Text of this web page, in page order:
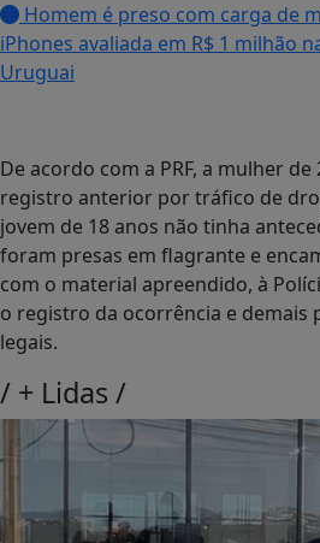
Homem é preso com carga de
iPhones avaliada em R$ 1 milhão
Uruguai
De acordo com a PRF, a mulher
registro anterior por tráfico de
jovem de 18 anos não tinha
foram presas em flagrante e
com o material apreendido, à
o registro da ocorrência e demais
legais.
/ + Lidas /